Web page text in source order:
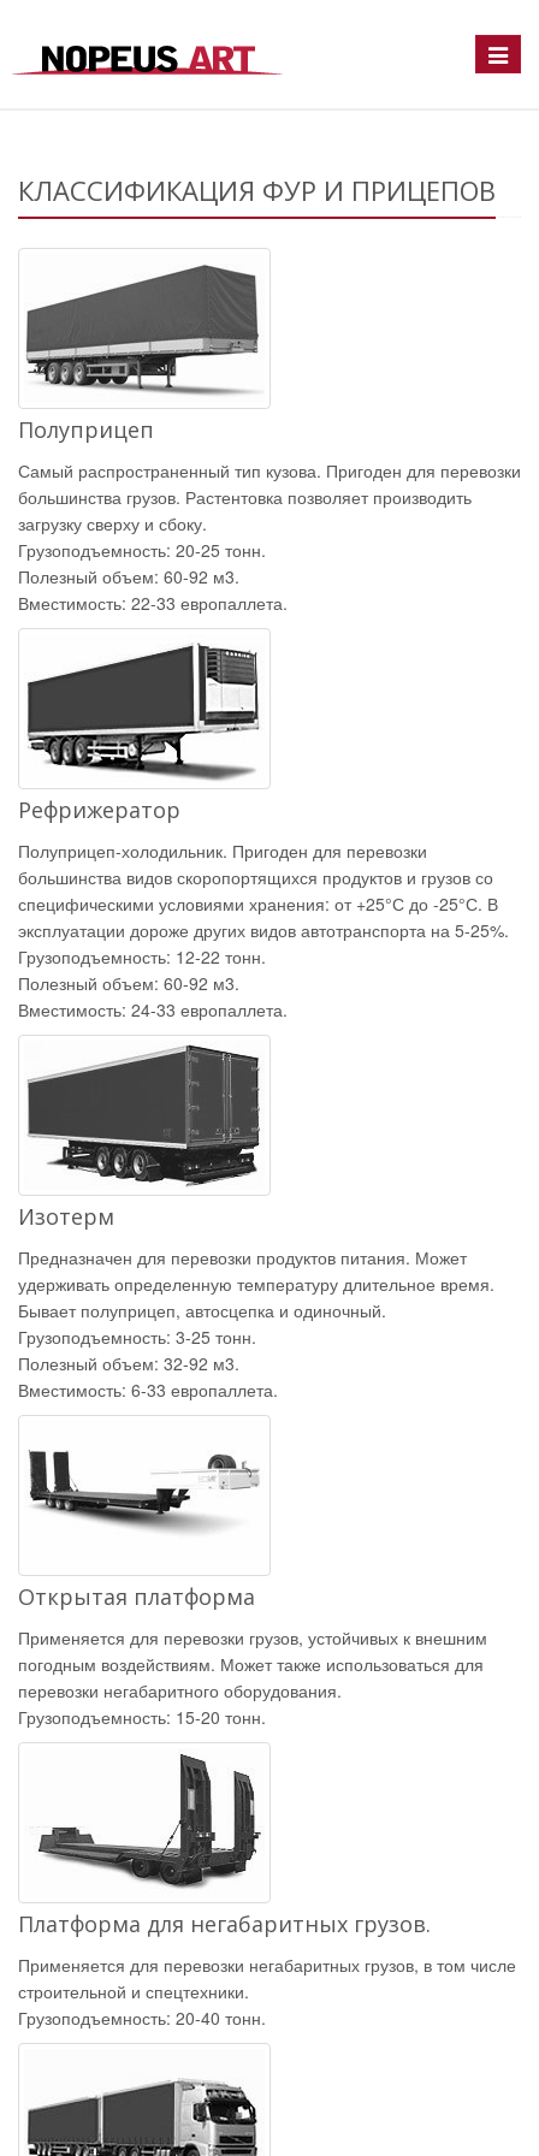
Toggle
КЛАССИФИКАЦИЯ ФУР И ПРИЦЕПОВ
Полуприцеп
Самый распространенный тип кузова. Пригоден для перевозки
большинства грузов. Растентовка позволяет производить
загрузку сверху и сбоку.
Грузоподъемность: 20-25 тонн.
Полезный объем: 60-92 м3.
Вместимость: 22-33 европаллета.
Рефрижератор
Полуприцеп-холодильник. Пригоден для перевозки
большинства видов скоропортящихся продуктов и грузов со
специфическими условиями хранения: от +25°С до -25°С. В
эксплуатации дороже других видов автотранспорта на 5-25%.
Грузоподъемность: 12-22 тонн.
Полезный объем: 60-92 м3.
Вместимость: 24-33 европаллета.
Изотерм
Предназначен для перевозки продуктов питания. Может
удерживать определенную температуру длительное время.
Бывает полуприцеп, автосцепка и одиночный.
Грузоподъемность: 3-25 тонн.
Полезный объем: 32-92 м3.
Вместимость: 6-33 европаллета.
Открытая платформа
Применяется для перевозки грузов, устойчивых к внешним
погодным воздействиям. Может также использоваться для
перевозки негабаритного оборудования.
Грузоподъемность: 15-20 тонн.
Платформа для негабаритных грузов.
Применяется для перевозки негабаритных грузов, в том числе
строительной и спецтехники.
Грузоподъемность: 20-40 тонн.